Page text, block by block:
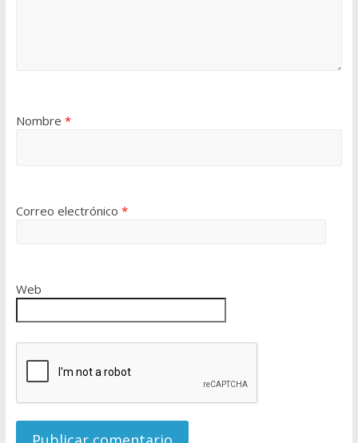
Nombre *
Correo electrónico *
Web